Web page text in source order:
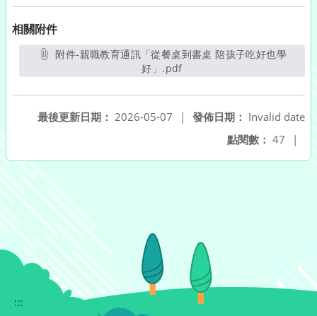
相關附件
附件-親職教育通訊「從餐桌到書桌 陪孩子吃好也學
好」.pdf另開新視窗
發佈日期： Invalid date
最後更新日期： 2026-05-07
|
點閱數： 47 |
:::